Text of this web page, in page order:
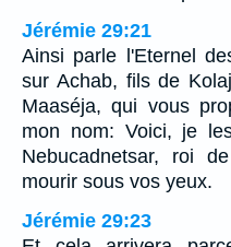
Jérémie 29:21
Ainsi parle l'Eternel
sur Achab, fils de
Maaséja, qui vous
mon nom: Voici, je
Nebucadnetsar, roi
mourir sous vos yeux.
Jérémie 29:23